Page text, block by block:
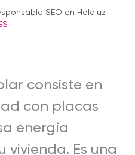
SEO en Holaluz
consiste en
con placas
energía
vivienda. Es una